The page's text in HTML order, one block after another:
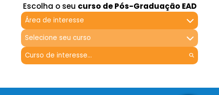
Escolha o seu curso de Pós-Graduação EAD
Área de interesse
Selecione seu curso